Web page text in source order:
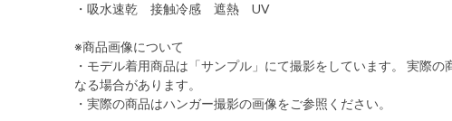
・吸水速乾 接触冷感 遮熱 UV
※商品画像について
・モデル着用商品は「サンプル」にて撮影をしています。 実際
なる場合があります。
・実際の商品はハンガー撮影の画像をご参照ください。